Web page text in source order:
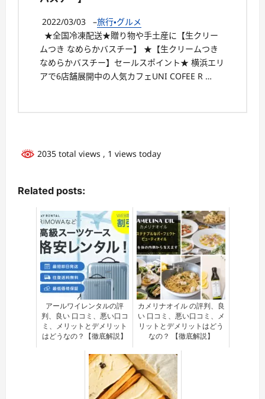
2022/03/03 –旅行・グルメ
★全国冷凍配送★贈り物や手土産に【生クリー
ムつき なめらかバスチー】 ★【生クリームつき
なめらかバスチー】セールスポイント★ 横浜エリ
アで6店舗展開中の人気カフェUNI COFEE R …
2035 total views , 1 views today
Related posts:
アールワイレンタルの評
判、良い 口コミ、悪い口コ
ミ、メリットとデメリット
はどうなの？【徹底解説】
カメリナオイル の評判、良
い 口コミ、悪い口コミ、メ
リットとデメリットはどう
なの？ 【徹底解説】